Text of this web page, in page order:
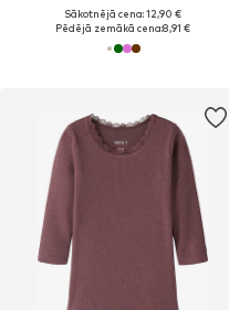
Sākotnējā cena: 12,90 €
Pēdējā zemākā cena:8,91 €